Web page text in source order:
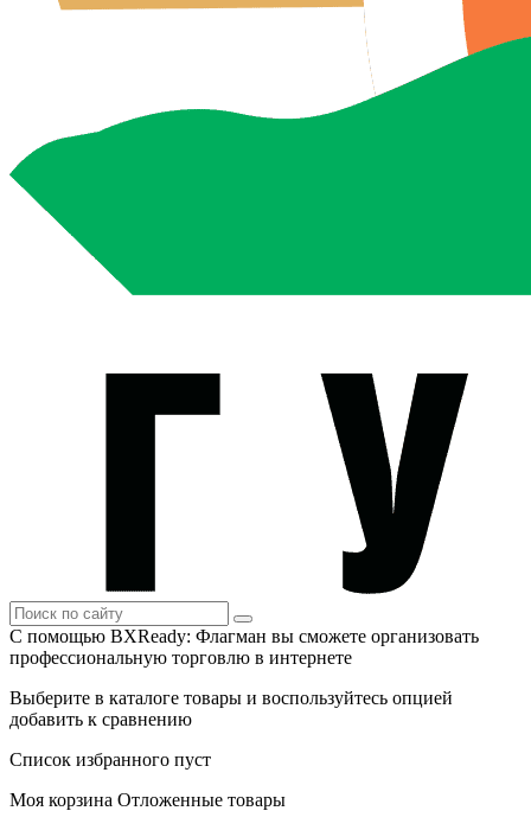
С помощью BXReady: Флагман вы сможете организовать
профессиональную торговлю в интернете
Выберите в каталоге товары и воспользуйтесь опцией
добавить к сравнению
Список избранного пуст
Моя корзина Отложенные товары